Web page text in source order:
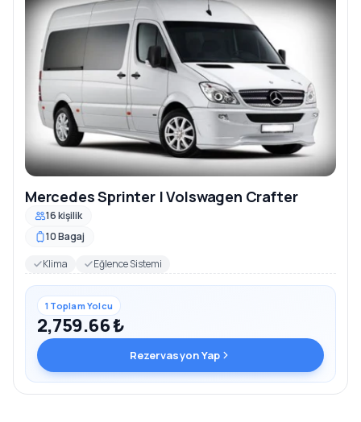
Mercedes Sprinter | Volswagen Crafter
16 kişilik
10 Bagaj
Klima
Eğlence Sistemi
1 Toplam Yolcu
2,759.66 ₺
Rezervasyon Yap